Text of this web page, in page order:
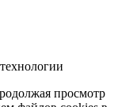
просмотр